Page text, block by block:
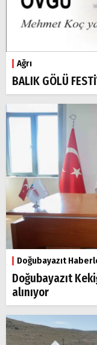
Ağrı
BALIK GÖLÜ
Doğubayazıt
Doğubayazıt
alınıyor